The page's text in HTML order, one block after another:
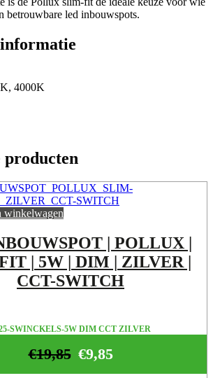
betrouwbare led inbouwspots.
4000K
producten
winkelwagen
| POLLUX |
| 5W | DIM | ZILVER |
CCT-SWITCH
SWINCKELS-5W DIM CCT ZILVER
€9,85
€19,85